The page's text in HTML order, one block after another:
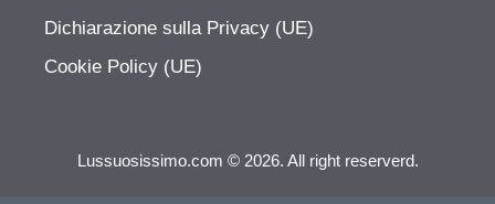
Dichiarazione sulla Privacy (UE)
Cookie Policy (UE)
Lussuosissimo.com © 2026. All right reserverd.